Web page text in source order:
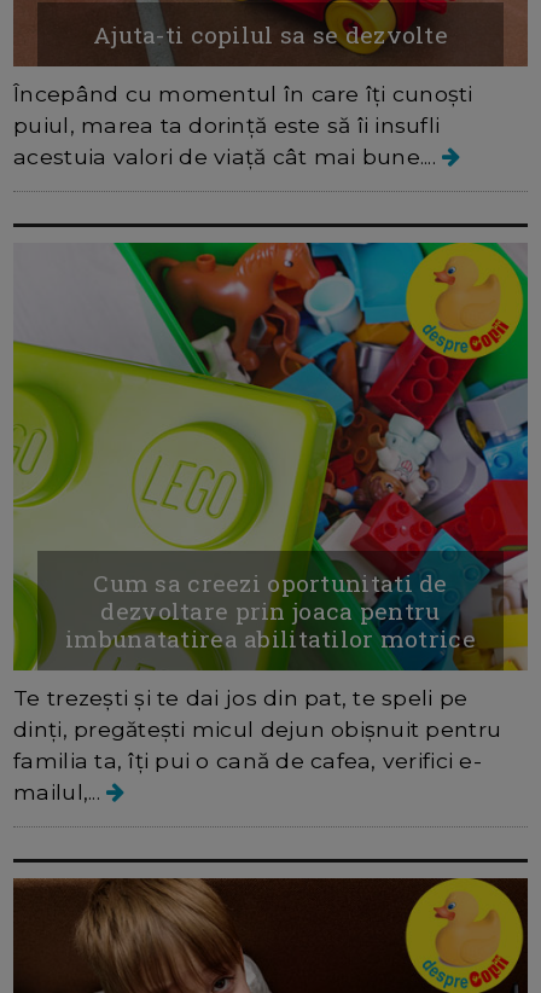
Ajuta-ti copilul sa se dezvolte
Începând cu momentul în care îți cunoști
puiul, marea ta dorință este să îi insufli
acestuia valori de viață cât mai bune....
Cum sa creezi oportunitati de
dezvoltare prin joaca pentru
imbunatatirea abilitatilor motrice
Te trezești și te dai jos din pat, te speli pe
dinți, pregătești micul dejun obișnuit pentru
familia ta, îți pui o cană de cafea, verifici e-
mailul,...